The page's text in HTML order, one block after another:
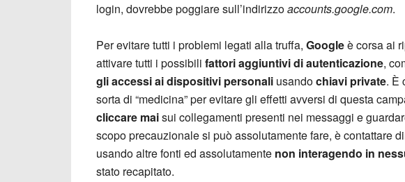
login, dovrebbe poggiare sull’indirizzoaccounts.google.com.
Per evitare tutti i problemi legati alla truffa, Googleè corsa ai
attivare tutti i possibili fattori aggiuntivi di autenticazione,
gli accessi ai dispositivi personali usandochiavi private. È
sorta di “medicina” per evitare gli effetti avversi di questa
cliccare maisui collegamenti presenti nei messaggi e
scopo precauzionale si può assolutamente fare, è contattare
usando altre fonti ed assolutamente non interagendo in
stato recapitato.